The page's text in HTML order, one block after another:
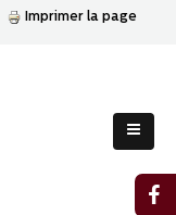
Imprimer la page